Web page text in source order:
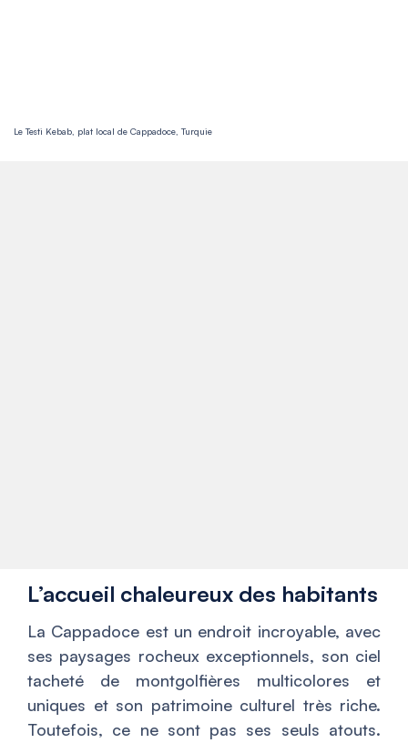
Le Testi Kebab, plat local de Cappadoce, Turquie
L’accueil chaleureux des habitants
La Cappadoce est un endroit incroyable, avec
ses paysages rocheux exceptionnels, son ciel
tacheté de montgolfières multicolores et
uniques et son patrimoine culturel très riche.
Toutefois, ce ne sont pas ses seuls atouts.